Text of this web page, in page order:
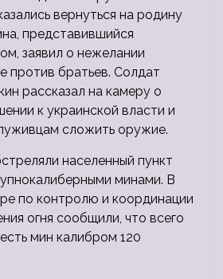
вернуться на родину
представившийся
заявил о нежелании
против братьев. Солдат
рассказал на камеру о
к украинской власти и
сложить оружие.
населенный пункт
минами. В
по контролю и координации
огня сообщили, что всего
мин калибром 120